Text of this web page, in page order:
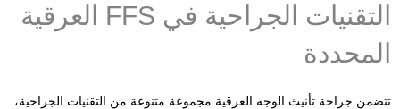
التقنيات الجراحية في FFS العرقية
المحددة
تتضمن جراحة تأنيث الوجه العرقية مجموعة متنوعة من التقنيات الجراحية،